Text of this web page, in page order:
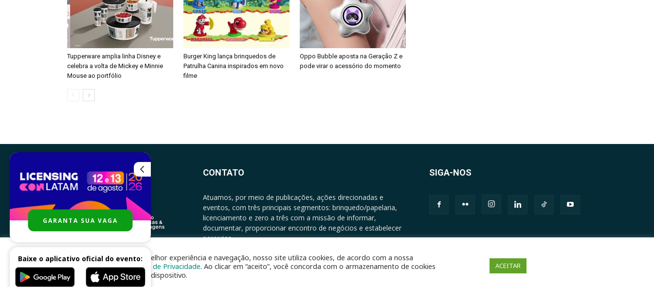
Tupperware amplia linha Disney e
celebra a volta de Mickey e Minnie
Mouse ao portfólio
Burger King lança brinquedos de
Patrulha Canina inspirados em novo
filme
Oppo Bubble aposta na Geração Z e
pode virar o acessório do momento
CONTATO
Atuamos, por meio de publicações, ações direcionadas e
eventos, com três principais segmentos: brinquedo/papelaria,
licenciamento e zero a três com a missão de informar,
documentar, proporcionar encontro de negócios e estabelecer
parcerias.
SIGA-NOS
Para melhor experiência e navegação, nosso site utiliza cookies, de acordo com a nossa
Política de Privacidade. Ao clicar em “aceito”, você concorda com o armazenamento de cookies
no seu dispositivo.
ACEITAR
GARANTA SUA VAGA
Baixe o aplicativo oficial do evento: